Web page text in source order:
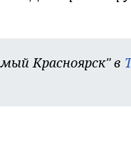
Красноярск" в